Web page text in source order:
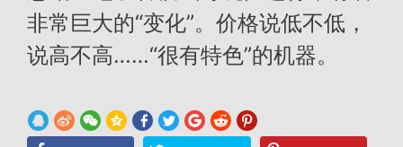
非常巨大的“变化”。价格说低不低，
说高不高……“很有特色”的机器。